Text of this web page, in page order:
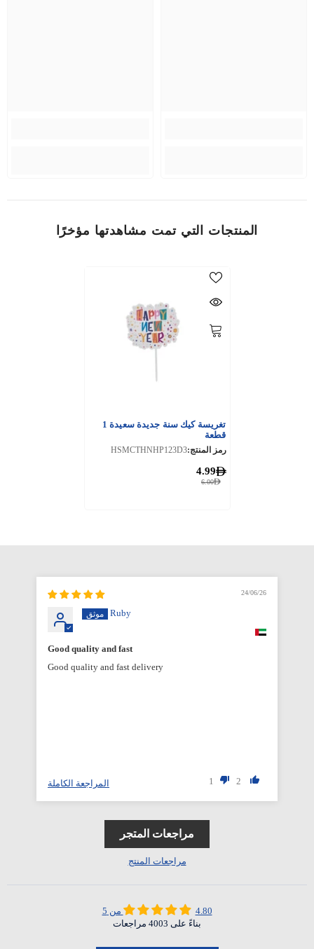
المنتجات التي تمت مشاهدتها مؤخرًا
تغريسة كيك سنة جديدة سعيدة 1
قطعة
رمز المنتج:HSMCTHNHP123D3
6.00
4.99
24/06/26
Ruby
Good quality and fast
Good quality and fast delivery
2
1 المراجعة الكاملة
مراجعات المتجر
مراجعات المنتج
4.80 من 5
بناءً على 4003 مراجعات